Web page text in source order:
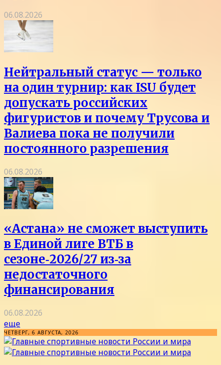
06.08.2026
Нейтральный статус — только
на один турнир: как ISU будет
допускать российских
фигуристов и почему Трусова и
Валиева пока не получили
постоянного разрешения
06.08.2026
«Астана» не сможет выступить
в Единой лиге ВТБ в
сезоне‑2026/27 из‑за
недостаточного
финансирования
06.08.2026
еще
ЧЕТВЕРГ, 6 АВГУСТА, 2026